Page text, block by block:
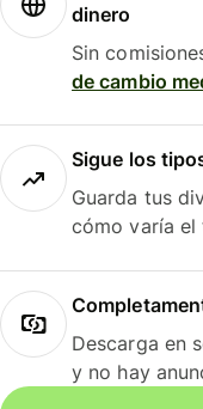
dinero
Sin
de cambio
Sigue los
Guarda tus
cómo varía
Descarga en
y no hay